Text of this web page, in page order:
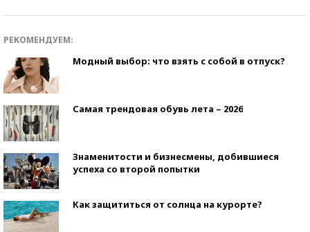
РЕКОМЕНДУЕМ:
Модный выбор: что взять с собой в отпуск?
Самая трендовая обувь лета – 2026
Знаменитости и бизнесмены, добившиеся
успеха со второй попытки
Как защититься от солнца на курорте?